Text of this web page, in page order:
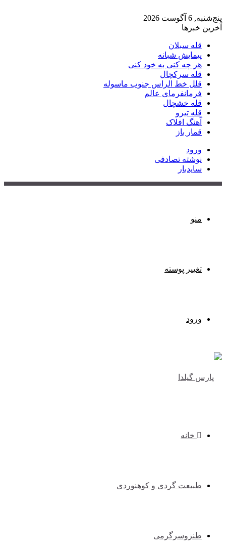
پنج‌شنبه, 6 آگوست 2026
آخرین خبرها
قله سبلان
پیمایش شبانه
هر چه کنی به خود کنی
قله سرکچال
قلل خط الراس جنوب ماسوله
فرمانفرمای عالم
قله خشچال
قله تیرو
آهنگ افلاک
قمار باز
ورود
نوشته تصادفی
سایدبار
منو
تغییر پوسته
ورود
خانه
طبیعت گردی و کوهنوردی
طنزوسرگرمی